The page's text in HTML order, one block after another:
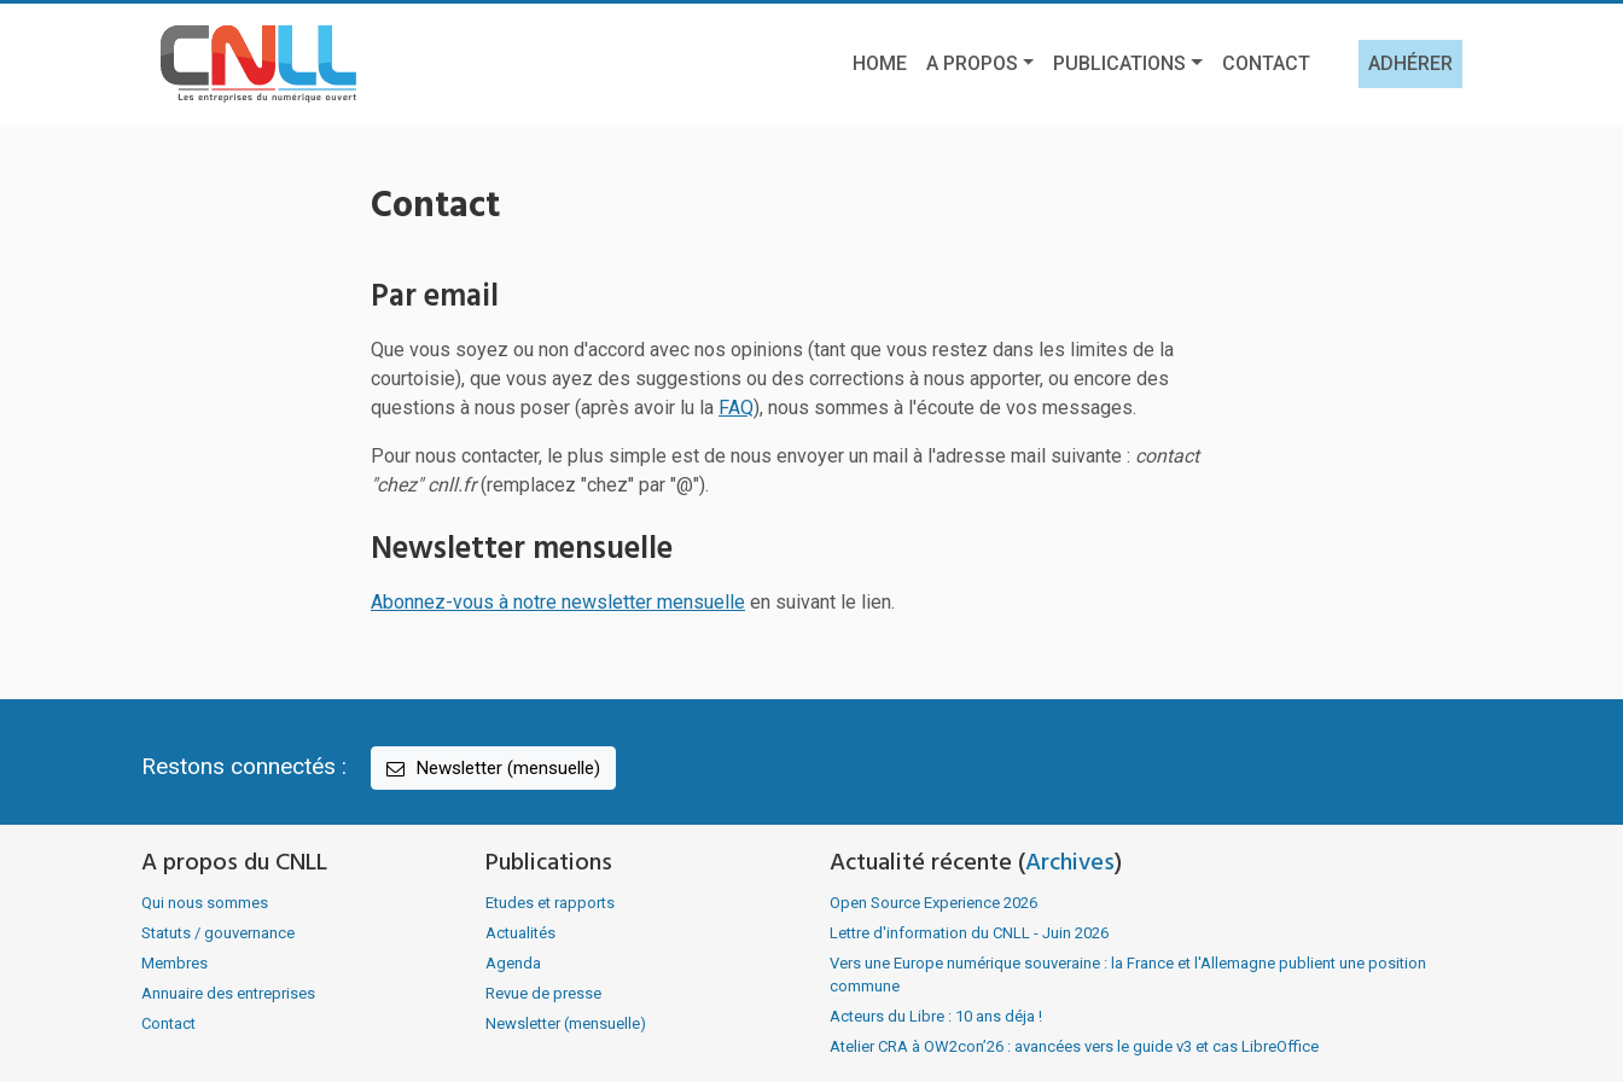
HOME A PROPOS PUBLICATIONS CONTACT ADHÉRER
Contact
Par email
Que vous soyez ou non d'accord avec nos opinions (tant que vous restez dans les limites de la
courtoisie), que vous ayez des suggestions ou des corrections à nous apporter, ou encore des
questions à nous poser (après avoir lu la FAQ), nous sommes à l'écoute de vos messages.
Pour nous contacter, le plus simple est de nous envoyer un mail à l'adresse mail suivante : contact
"chez" cnll.fr(remplacez "chez" par "@").
Newsletter mensuelle
Abonnez-vous à notre newsletter mensuelle en suivant le lien.
Restons connectés : Newsletter (mensuelle)
A propos du CNLL
Qui nous sommes
Statuts / gouvernance
Membres
Annuaire des entreprises
Contact
Publications
Etudes et rapports
Actualités
Agenda
Revue de presse
Newsletter (mensuelle)
Actualité récente (Archives)
Open Source Experience 2026
Lettre d'information du CNLL - Juin 2026
Vers une Europe numérique souveraine : la France et l'Allemagne publient une position
commune
Acteurs du Libre : 10 ans déja !
Atelier CRA à OW2con’26 : avancées vers le guide v3 et cas LibreOffice